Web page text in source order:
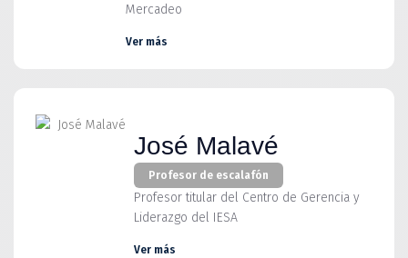
Mercadeo
Ver más
José Malavé
Profesor de escalafón
Profesor titular del Centro de Gerencia y
Liderazgo del IESA
Ver más